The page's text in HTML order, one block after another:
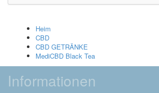
Heim
CBD
CBD GETRÄNKE
MediCBD Black Tea
Informationen